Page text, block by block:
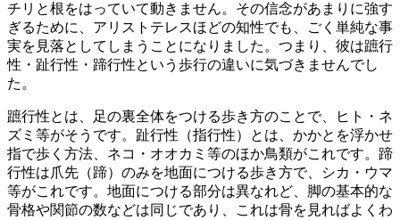
チリと根をはっていて動きません。その信念があまりに強す
ぎるために、アリストテレスほどの知性でも、ごく単純な事
実を見落としてしまうことになりました。つまり、彼は蹠行
性・趾行性・蹄行性という歩行の違いに気づきませんでし
た。
蹠行性とは、足の裏全体をつける歩き方のことで、ヒト・ネ
ズミ等がそうです。趾行性（指行性）とは、かかとを浮かせ
指で歩く方法、ネコ・オオカミ等のほか鳥類がこれです。蹄
行性は爪先（蹄）のみを地面につける歩き方で、シカ・ウマ
等がこれです。地面につける部分は異なれど、脚の基本的な
骨格や関節の数などは同じであり、これは骨を見ればよくわ